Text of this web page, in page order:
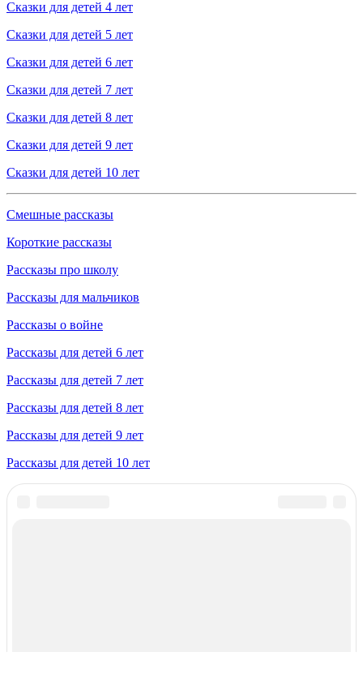
Сказки для детей 4 лет
Сказки для детей 5 лет
Сказки для детей 6 лет
Сказки для детей 7 лет
Сказки для детей 8 лет
Сказки для детей 9 лет
Сказки для детей 10 лет
Смешные рассказы
Короткие рассказы
Рассказы про школу
Рассказы для мальчиков
Рассказы о войне
Рассказы для детей 6 лет
Рассказы для детей 7 лет
Рассказы для детей 8 лет
Рассказы для детей 9 лет
Рассказы для детей 10 лет